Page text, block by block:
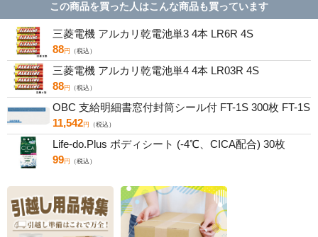
この商品を買った人はこんな商品も買っています
三菱電機 アルカリ乾電池単3 4本 LR6R 4S
88円 （税込）
三菱電機 アルカリ乾電池単4 4本 LR03R 4S
88円 （税込）
OBC 支給明細書窓付封筒シール付 FT-1S 300枚 FT-1S
11,542円 （税込）
Life-do.Plus ボディシート (-4℃、CICA配合) 30枚
99円 （税込）